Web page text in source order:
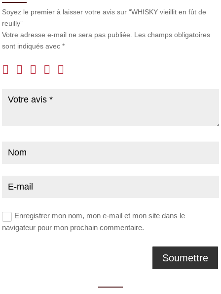
Soyez le premier à laisser votre avis sur “WHISKY vieillit en fût de
reuilly”
Votre adresse e-mail ne sera pas publiée.
Les champs obligatoires
sont indiqués avec*
Enregistrer mon nom, mon e-mail et mon site dans le
navigateur pour mon prochain commentaire.